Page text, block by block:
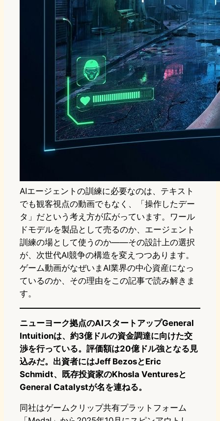
AIエージェントの訓練に必要なのは、テキスト
でも観客視点の動画でもなく、「操作したデー
タ」だという考え方が広がっています。ワール
ドモデルを製品として売るのか、エージェント
訓練の場として使うのか——その設計上の選択
が、次世代AI競争の構造を変えつつあります。
ゲーム動画がなぜいまAI業界の中心資産になっ
ているのか、その理由をこの記事で読み解きま
す。
ニューヨーク拠点のAIスタートアップGeneral
Intuitionは、約3億ドルの資金調達に向けた交
渉を行っている。評価額は20億ドル強となる見
込みだ。出資者にはJeff BezosとEric
Schmidt、既存投資家のKhosla Venturesと
General Catalystが名を連ねる。
同社はゲームクリップ共有プラットフォーム